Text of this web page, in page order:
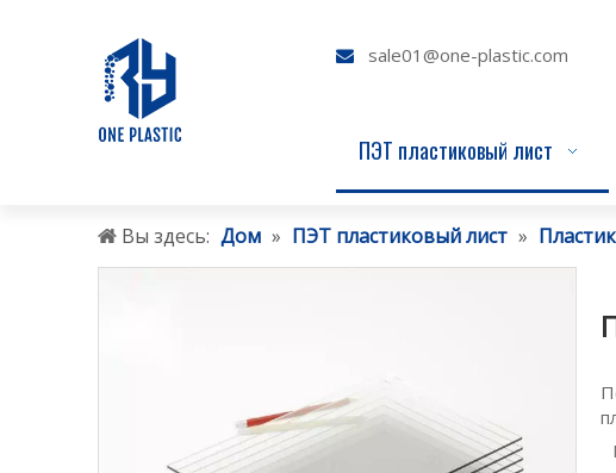
 sale01@one-plastic.com
ПЭТ пластиковый лист
Вы здесь: Дом » ПЭТ пластиковый лист »